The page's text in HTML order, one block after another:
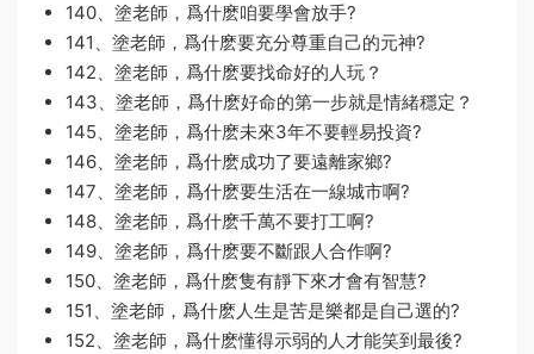
140、塗老師，爲什麽咱要學會放手?
141、塗老師，爲什麽要充分尊重自己的元神?
142、塗老師，爲什麽要找命好的人玩？
143、塗老師，爲什麽好命的第一步就是情緒穩定？
145、塗老師，爲什麽未來3年不要輕易投資?
146、塗老師，爲什麽成功了要遠離家鄉?
147、塗老師，爲什麽要生活在一線城市啊?
148、塗老師，爲什麽千萬不要打工啊?
149、塗老師，爲什麽要不斷跟人合作啊?
150、塗老師，爲什麽隻有靜下來才會有智慧?
151、塗老師，爲什麽人生是苦是樂都是自己選的?
152、塗老師，爲什麽懂得示弱的人才能笑到最後?